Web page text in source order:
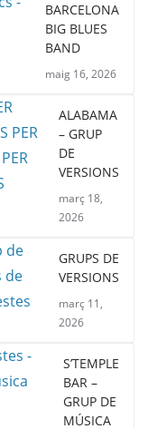
BARCELONA
BIG BLUES
BAND
maig 16, 2026
ALABAMA
– GRUP
DE
VERSIONS
març 18,
2026
GRUPS DE
VERSIONS
març 11,
2026
S’TEMPLE
BAR –
GRUP DE
MÚSICA